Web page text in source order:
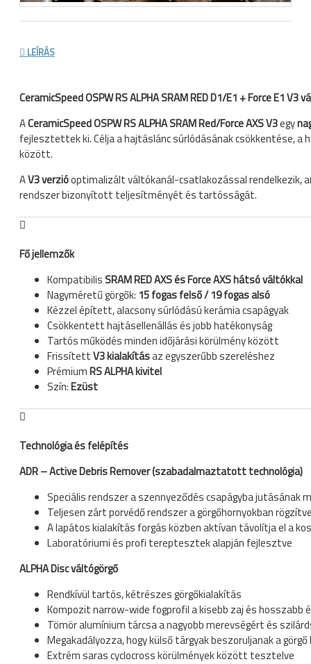
LEÍRÁS
CeramicSpeed OSPW RS ALPHA SRAM RED D1/E1 + Force E1 V3
ACeramicSpeed OSPW RS ALPHA SRAM Red/Force AXS V3egy
fejlesztettek ki. Célja a hajtáslánc súrlódásának csökkentése,
között.
AV3 verzióoptimalizált váltókanál-csatlakozással rendelkezik,
rendszer bizonyított teljesítményét és tartósságát.
Fő jellemzők
KompatibilisSRAM RED AXS és Force AXS hátsó váltókkal
Nagyméretű görgők: 15 fogas felső / 19 fogas alsó
Kézzel épített, alacsony súrlódású kerámia csapágyak
Csökkentett hajtásellenállás és jobb hatékonyság
Tartós működés minden időjárási körülmény között
FrissítettV3 kialakításaz egyszerűbb szereléshez
PrémiumRS ALPHA kivitel
Szín:Ezüst
Technológia és felépítés
ADR – Active Debris Remover (szabadalmaztatott technológia)
Speciális rendszer a szennyeződés csapágyba jutásának
Teljesen zárt porvédő rendszer a görgőhornyokban
A lapátos kialakítás forgás közben aktívan távolítja el a
Laboratóriumi és profi tereptesztek alapján fejlesztve
ALPHA Disc váltógörgő
Rendkívül tartós, kétrészes görgőkialakítás
Kompozit narrow-wide fogprofil a kisebb zaj és
Tömör alumínium tárcsa a nagyobb merevségért és
Megakadályozza, hogy külső tárgyak beszoruljanak a görgő
Extrém saras cyclocross körülmények között tesztelve